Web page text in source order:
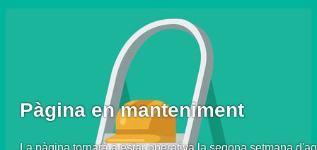
Pàgina en manteniment
La pàgina tornarà a estar operativa la segona setmana